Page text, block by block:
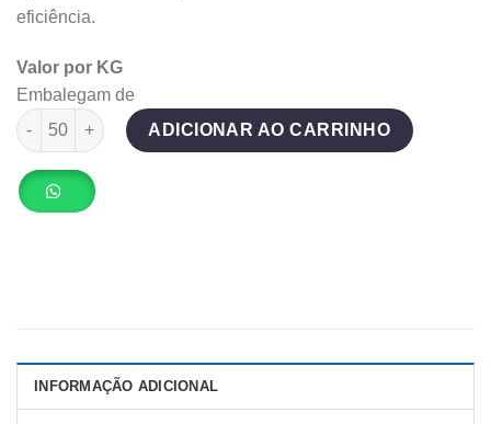
eficiência.
Valor por KG
Embalegam de
Ice Clean Plus (50 Kg) quantidade
ADICIONAR AO CARRINHO
INFORMAÇÃO ADICIONAL